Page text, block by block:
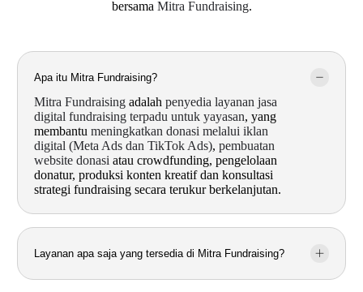
bersama Mitra Fundraising.
Apa itu Mitra Fundraising?
Mitra Fundraising adalahpenyedia layanan jasa
digital fundraising terpadu untuk yayasan, yang
membantumeningkatkan donasi melalui iklan
digital (Meta Ads dan TikTok Ads),pembuatan
website donasi atau crowdfunding, pengelolaan
donatur, produksi konten kreatif dan konsultasi
strategi fundraising secara terukur berkelanjutan.
Layanan apa saja yang tersedia di Mitra Fundraising?